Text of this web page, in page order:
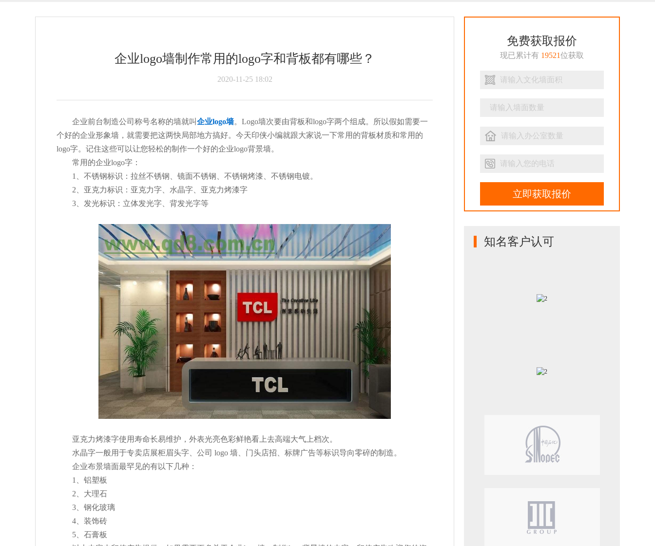
企业logo墙制作常用的logo字和背板都有哪些？
2020-11-25 18:02
企业前台制造公司称号名称的墙就叫企业logo墙。Logo墙次要由背板和logo字两个组成。所以假如需要一
个好的企业形象墙，就需要把这两快局部地方搞好。今天印侠小编就跟大家说一下常用的背板材质和常用的
logo字。记住这些可以让您轻松的制作一个好的企业logo背景墙。
常用的企业logo字：
1、不锈钢标识：拉丝不锈钢、镜面不锈钢、不锈钢烤漆、不锈钢电镀。
2、亚克力标识：亚克力字、水晶字、亚克力烤漆字
3、发光标识：立体发光字、背发光字等
亚克力烤漆字使用寿命长易维护，外表光亮色彩鲜艳看上去高端大气上档次。
水晶字一般用于专卖店展柜眉头字、公司 logo 墙、门头店招、标牌广告等标识导向零碎的制造。
企业布景墙面最罕见的有以下几种：
1、铝塑板
2、大理石
3、钢化玻璃
4、装饰砖
5、石膏板
免费获取报价
现已累计有 19521位获取
立即获取报价
知名客户认可